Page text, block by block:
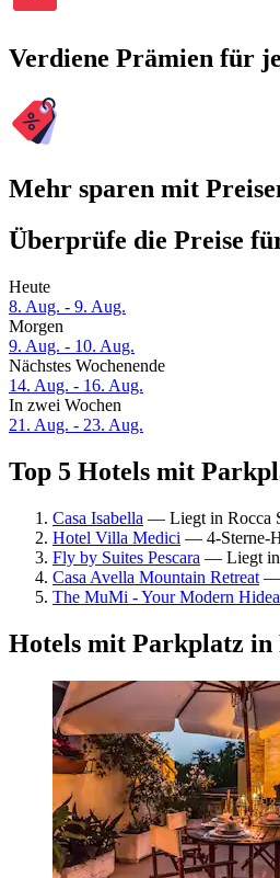
Verdiene Prämien für
Mehr sparen mit
Überprüfe die Preise
Heute
8. Aug. - 9. Aug.
Morgen
9. Aug. - 10. Aug.
Nächstes Wochenende
14. Aug. - 16. Aug.
In zwei Wochen
21. Aug. - 23. Aug.
Top 5 Hotels mit
Casa Isabella — Liegt in Rocca
Hotel Villa Medici — 4-Sterne-
Fly by Suites Pescara — Liegt in
Casa Avella Mountain Retreat —
The MuMi - Your Modern
Hotels mit Parkplatz in